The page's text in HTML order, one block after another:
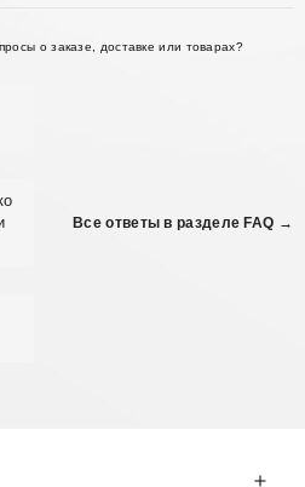
о заказе, доставке или товарах?
Все ответы в разделе FAQ →